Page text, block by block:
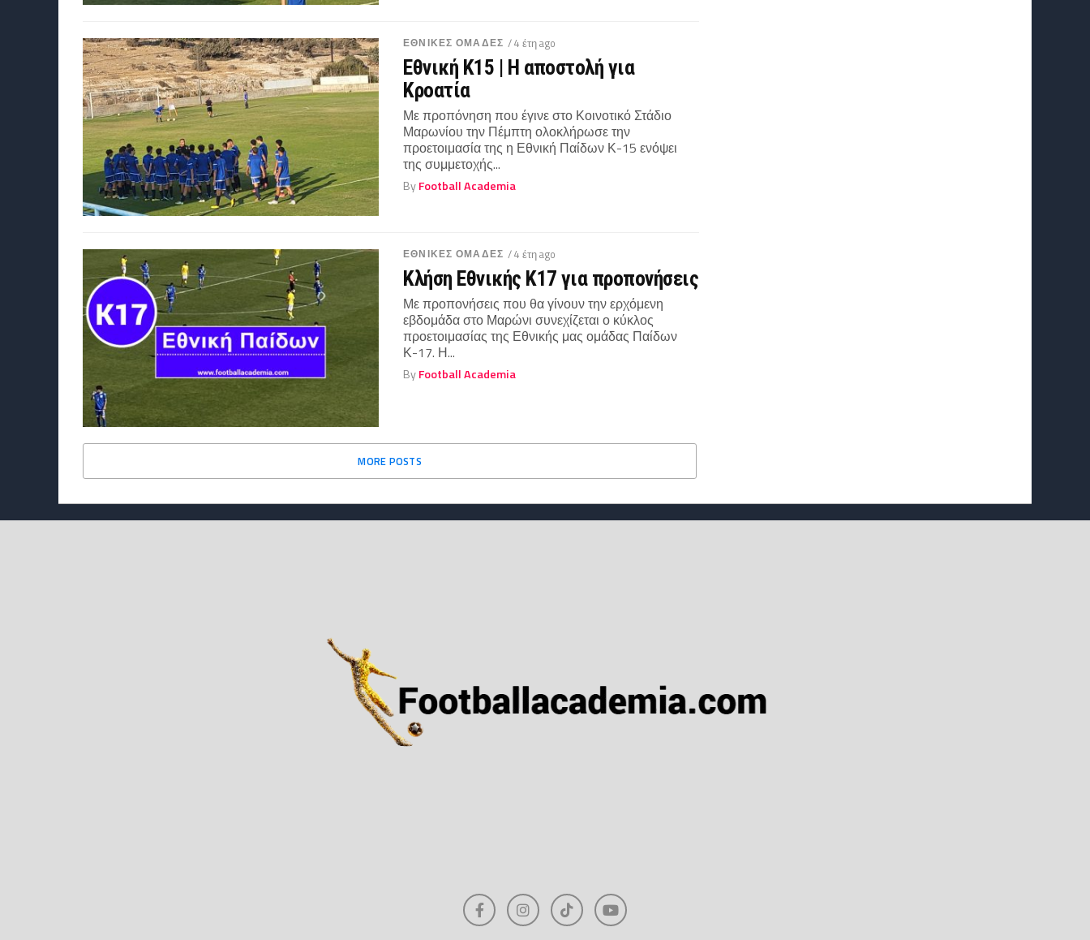
ΕΘΝΙΚΕΣ ΟΜΑΔΕΣ / 4 έτη ago
Εθνική Κ15 | Η αποστολή για
Κροατία
Με προπόνηση που έγινε στο Κοινοτικό Στάδιο
Μαρωνίου την Πέμπτη ολοκλήρωσε την
προετοιμασία της η Εθνική Παίδων Κ-15 ενόψει
της συμμετοχής...
ByFootball Academia
ΕΘΝΙΚΕΣ ΟΜΑΔΕΣ / 4 έτη ago
Κλήση Εθνικής Κ17 για προπονήσεις
Με προπονήσεις που θα γίνουν την ερχόμενη
εβδομάδα στο Μαρώνι συνεχίζεται ο κύκλος
προετοιμασίας της Εθνικής μας ομάδας Παίδων
Κ-17. Η...
ByFootball Academia
MORE POSTS